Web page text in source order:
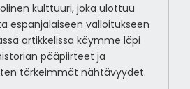
kulttuuri, joka ulottuu
espanjalaiseen valloitukseen
artikkelissa käymme läpi
pääpiirteet ja
tärkeimmät nähtävyydet.